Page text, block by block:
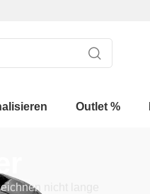
Outlet %
nicht lange